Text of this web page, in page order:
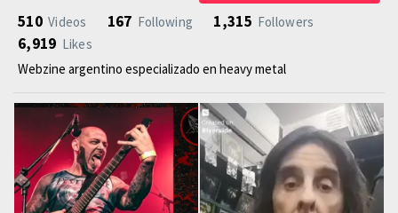
510 Videos 167 Following 1,315 Followers
6,919 Likes
Webzine argentino especializado en heavy metal